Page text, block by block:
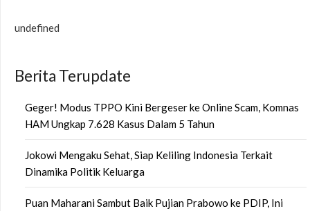
undefined
Berita Terupdate
Geger! Modus TPPO Kini Bergeser ke Online Scam, Komnas
HAM Ungkap 7.628 Kasus Dalam 5 Tahun
Jokowi Mengaku Sehat, Siap Keliling Indonesia Terkait
Dinamika Politik Keluarga
Puan Maharani Sambut Baik Pujian Prabowo ke PDIP, Ini